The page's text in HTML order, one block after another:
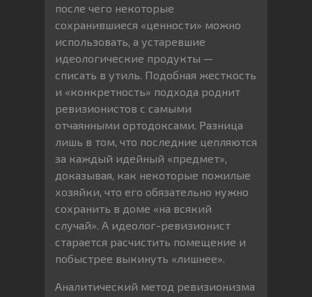
после чего некоторые
сохранившиеся «ценности» можно
использовать, а устаревшие
идеологические продукты —
списать в утиль. Подобная жесткость
и «конкретность» подхода роднит
ревизионистов с самыми
отчаянными ортодоксами. Разница
лишь в том, что последние цепляются
за каждый идейный «предмет»,
доказывая, как некоторые пожилые
хозяйки, что его обязательно нужно
сохранить в доме «на всякий
случай». А идеолог-ревизионист
старается расчистить помещение и
побыстрее выкинуть «лишнее».
Аналитический метод ревизионизма